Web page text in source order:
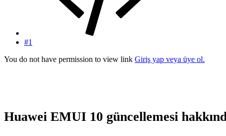
#1
You do not have permission to view link Giriş yap veya üye ol.
Huawei EMUI 10 güncellemesi